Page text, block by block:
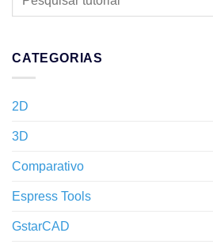
TUTORIAL
CATEGORIAS
2D
3D
Comparativo
Espress Tools
GstarCAD